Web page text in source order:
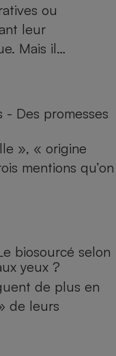
ou
leur
Mais il…
Des promesses
», « origine
mentions qu’on
biosourcé selon
yeux ?
de plus en
de leurs